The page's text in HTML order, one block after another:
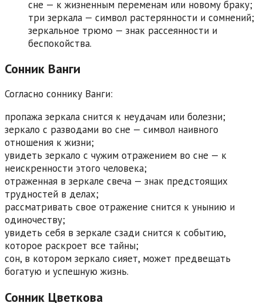
сне — к жизненным переменам или новому браку;
три зеркала — символ растерянности и сомнений;
зеркальное трюмо — знак рассеянности и
беспокойства.
Сонник Ванги
Согласно соннику Ванги:
пропажа зеркала снится к неудачам или болезни;
зеркало с разводами во сне — символ наивного
отношения к жизни;
увидеть зеркало с чужим отражением во сне — к
неискренности этого человека;
отраженная в зеркале свеча — знак предстоящих
трудностей в делах;
рассматривать свое отражение снится к унынию и
одиночеству;
увидеть себя в зеркале сзади снится к событию,
которое раскроет все тайны;
сон, в котором зеркало сияет, может предвещать
богатую и успешную жизнь.
Сонник Цветкова